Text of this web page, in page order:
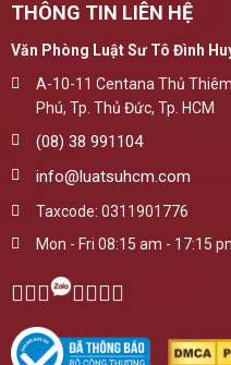
THÔNG TIN LIÊN HỆ
Văn Phòng Luật Sư Tô Đình
A-10-11 Centana Thủ
Phú, Tp. Thủ Đức, Tp. HCM
(08) 38 991104
info@luatsuhcm.com
Taxcode: 0311901776
Mon - Fri 08:15 am - 17:15